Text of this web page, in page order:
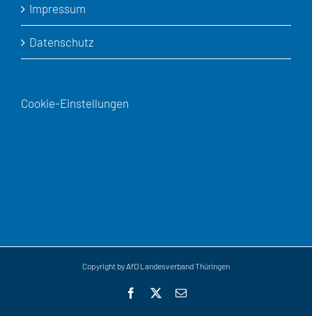
Impressum
Datenschutz
Cookie-Einstellungen
Copyright by AfD Landesverband Thüringen
Facebook
E-